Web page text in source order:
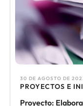
30 DE AGOSTO DE
PROYECTOS E
Proyecto: